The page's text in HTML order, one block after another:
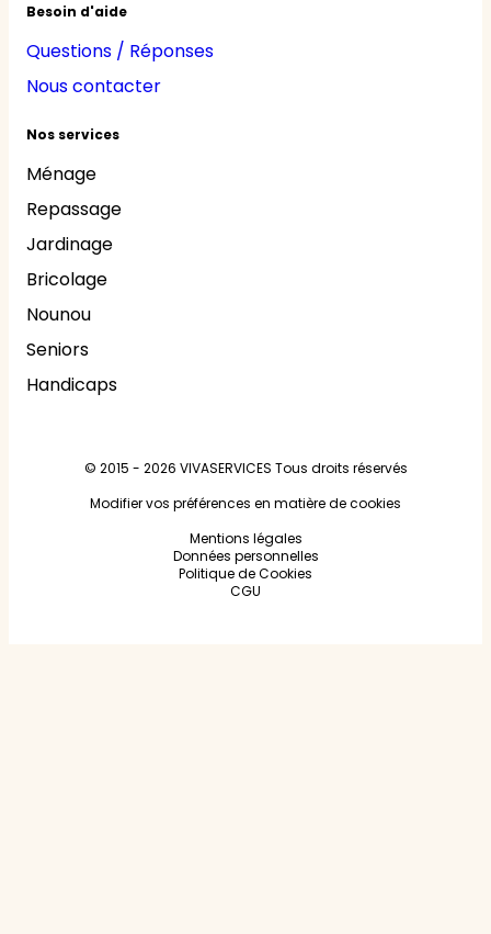
Besoin d'aide
Questions / Réponses
Nous contacter
Nos services
Ménage
Repassage
Jardinage
Bricolage
Nounou
Seniors
Handicaps
© 2015 - 2026 VIVASERVICES Tous droits réservés
Modifier vos préférences en matière de cookies
Mentions légales
Données personnelles
Politique de Cookies
CGU